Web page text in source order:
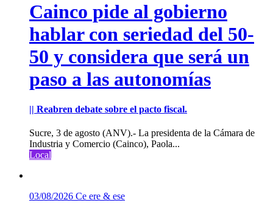
Cainco pide al gobierno
hablar con seriedad del 50-
50 y considera que será un
paso a las autonomías
|| Reabren debate sobre el pacto fiscal.
Sucre, 3 de agosto (ANV).- La presidenta de la Cámara de
Industria y Comercio (Cainco), Paola...
Local
03/08/2026 Ce ere & ese